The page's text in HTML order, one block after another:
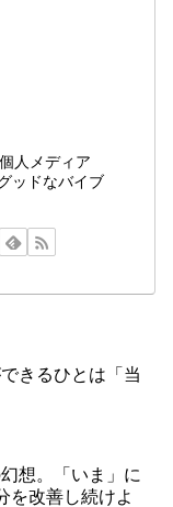
人メディア
ッドなバイブ
きるひとは「当
想。「いま」に
を改善し続けよ